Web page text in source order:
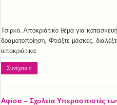
Τσίρκο. Αποκριάτικο θέμα για
δραματοποίηση. Φτιάξτε μάσκες,
αποκριάτικα.
Συνέχεια »
Αφίσα – Σχολεία Υπερασπιστές